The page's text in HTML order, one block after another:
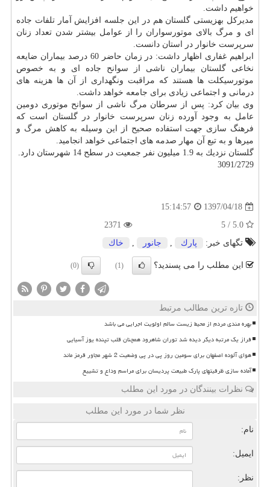
خواهیم داشت.
مدیركل بهزیستی گلستان هم در این جلسه افزایش آمار تلفات جاده
ای و مرگ بالای موتورسواران را از عوامل بیشتر شدن تعداد زنان
سرپرست خانوار در استان دانست.
ابراهیم غفاری اظهار داشت: در زمان حاضر 60 درصد بیماران ضایعه
نخاعی گلستان بیماران ناشی از سوانح جاده ای و به خصوص
موتورسیكلت ها هستند كه مراقبت ونگهداری از آن ها هزینه های
درمانی و اجتماعی زیادی برای جامعه خواهد داشت.
وی بیان كرد: پس از سرطان مرگ ناشی از سوانح موتوری دومین
عامل به وجود آورده زنان سرپرست خانوار در گلستان است كه
فرهنگ سازی جهت استفاده صحیح از این وسیله به كاهش مرگ و
میرها و به تبع آن مهار صدمه های اجتماعی خواهد انجامید.
گلستان نزدیك به 1.9 میلیون نفر جمعیت در سطح 14 شهرستان دارد.
3091/2729
1397/04/18
15:14:57
تگهای خبر:
پارك , جانور , خاك
این مطلب را می پسندید؟ (1)
(0)
تازه ترین مطالب مرتبط
بهره مندی مردم از محیط زیست سالم اولویت اجرایی می باشد
فراز یک مرتبه دیگر دیده شد توران شاهرود همچنان قلب تپنده یوز آسیایی
هوای آلوده اصفهان برای سومین روز پی در پی وضعیت 2 شهر مجاور قرمز ماند
آماده سازی ظرفیتهای پارک طبیعت پردیسان برای مراسم وداع و تشییع
نظرات بینندگان در مورد این مطلب
نظر شما در مورد این مطلب
نام:
ایمیل:
نظر: